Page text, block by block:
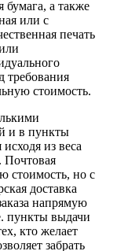
бумага, а также
или с
печать
требования
стоимость.
и в пункты
из веса
Почтовая
стоимость, но с
доставка
напрямую
пункты выдачи
кто желает
забрать